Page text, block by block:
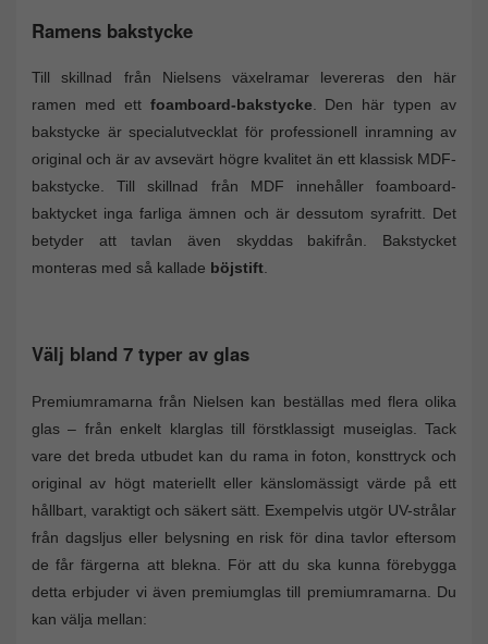
Ramens bakstycke
Till skillnad från Nielsens växelramar levereras den här
ramen med ett foamboard-bakstycke. Den här typen av
bakstycke är specialutvecklat för professionell inramning av
original och är av avsevärt högre kvalitet än ett klassisk MDF-
bakstycke. Till skillnad från MDF innehåller foamboard-
baktycket inga farliga ämnen och är dessutom syrafritt. Det
betyder att tavlan även skyddas bakifrån. Bakstycket
monteras med så kallade böjstift.
Välj bland 7 typer av glas
Premiumramarna från Nielsen kan beställas med flera olika
glas – från enkelt klarglas till förstklassigt museiglas. Tack
vare det breda utbudet kan du rama in foton, konsttryck och
original av högt materiellt eller känslomässigt värde på ett
hållbart, varaktigt och säkert sätt. Exempelvis utgör UV-strålar
från dagsljus eller belysning en risk för dina tavlor eftersom
de får färgerna att blekna. För att du ska kunna förebygga
detta erbjuder vi även premiumglas till premiumramarna. Du
kan välja mellan: